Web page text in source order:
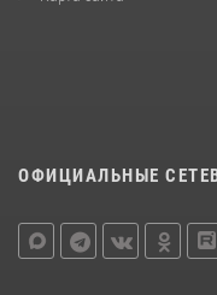
ОФИЦИАЛЬНЫЕ